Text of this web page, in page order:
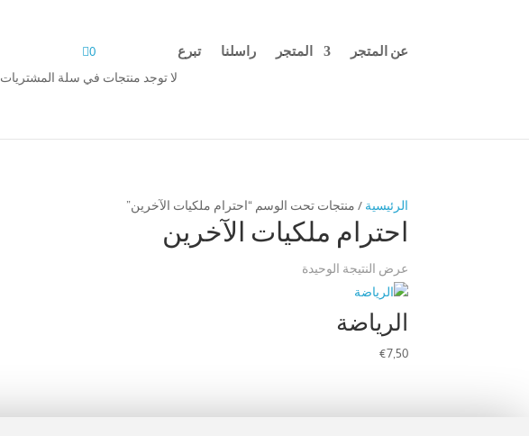
عن المتجر المتجر راسلنا تبرع 0
لا توجد منتجات في سلة المشتريات
الرئيسية / منتجات تحت الوسم “احترام ملكيات الآخرين”
احترام ملكيات الآخرين
عرض النتيجة الوحيدة
الرياضة
€7,50